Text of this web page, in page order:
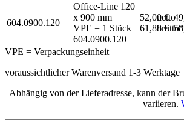
604.0900.120
Office-Line 120
x 900 mm
VPE = 1 Stück
604.0900.120
52,00 €
netto
61,88 €
brutto*
VPE = Verpackungseinheit
voraussichtlicher Warenversand 1-3 Werktage
Abhängig von der Lieferadresse, kann der
variieren.